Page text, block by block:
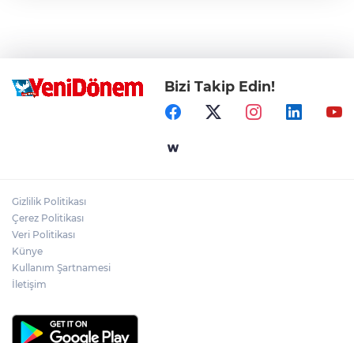
Bizi Takip Edin!
Gizlilik Politikası
Çerez Politikası
Veri Politikası
Künye
Kullanım Şartnamesi
İletişim